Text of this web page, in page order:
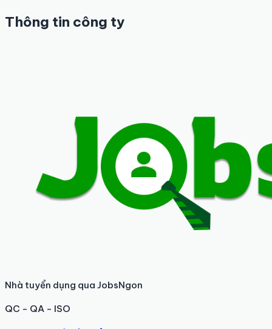
Thông tin công ty
Nhà tuyển dụng qua JobsNgon
QC - QA - ISO